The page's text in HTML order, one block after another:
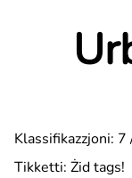
Klassifikazzjoni:
Tikketti: Żid tags!